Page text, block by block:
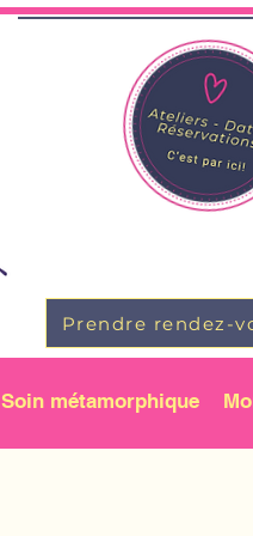
Prendre rendez-
Soin métamorphique